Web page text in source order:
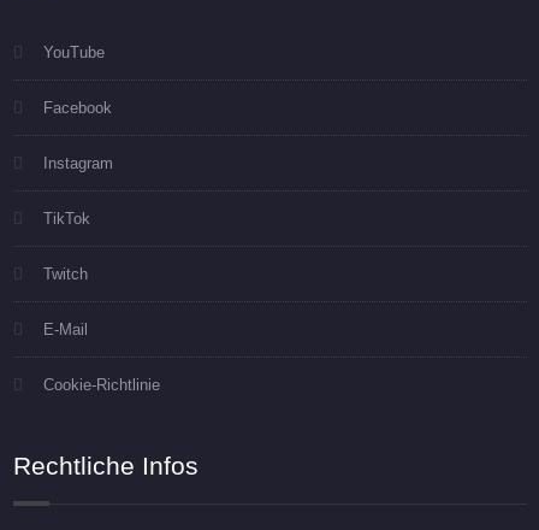
YouTube
Facebook
Instagram
TikTok
Twitch
E-Mail
Cookie-Richtlinie
Rechtliche Infos